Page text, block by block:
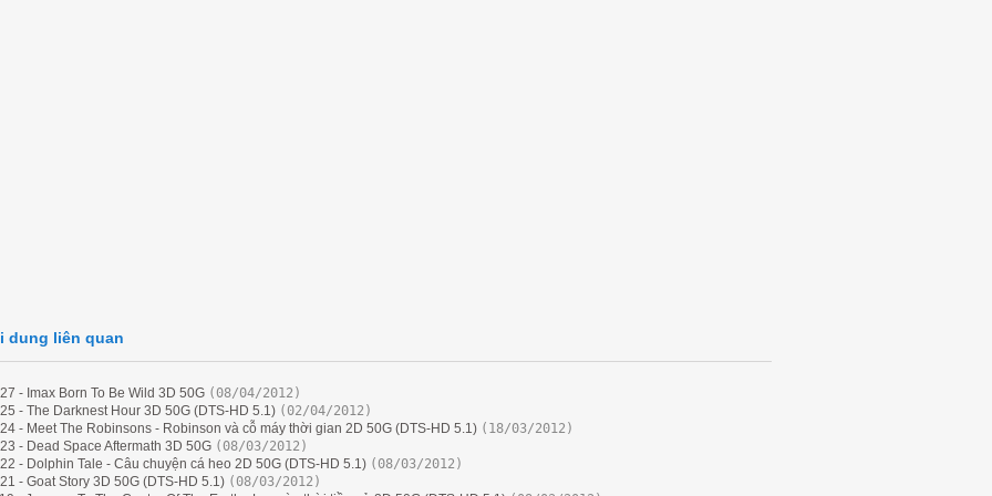
dung liên quan
- Imax Born To Be Wild 3D 50G (08/04/2012)
- The Darknest Hour 3D 50G (DTS-HD 5.1) (02/04/2012)
- Meet The Robinsons - Robinson và cỗ máy thời gian 2D 50G (DTS-HD 5.1) (18/03/2012)
- Dead Space Aftermath 3D 50G (08/03/2012)
- Dolphin Tale - Câu chuyện cá heo 2D 50G (DTS-HD 5.1) (08/03/2012)
- Goat Story 3D 50G (DTS-HD 5.1) (08/03/2012)